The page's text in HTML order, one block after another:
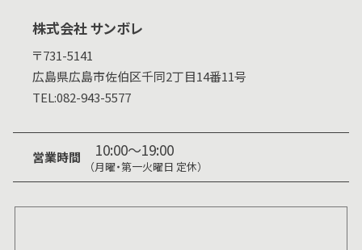
株式会社 サンボレ
〒731-5141
広島県広島市佐伯区千同2丁目14番11号
TEL:082-943-5577
営業時間 10:00～19:00
（月曜・第一火曜日 定休）